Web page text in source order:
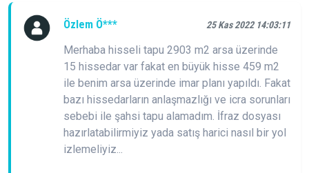
Özlem Ö*** 25 Kas 2022 14:03:11
Merhaba hisseli tapu 2903 m2 arsa üzerinde
15 hissedar var fakat en büyük hisse 459 m2
ile benim arsa üzerinde imar planı yapıldı. Fakat
bazı hissedarların anlaşmazlığı ve icra sorunları
sebebi ile şahsi tapu alamadım. İfraz dosyası
hazırlatabilirmiyiz yada satış harici nasıl bir yol
izlemeliyiz...